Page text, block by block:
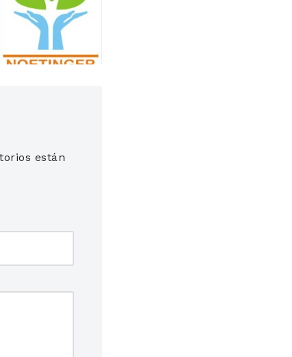
están